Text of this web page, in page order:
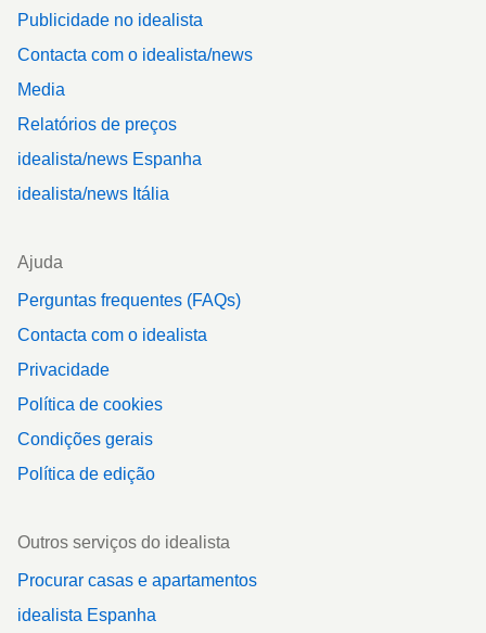
Publicidade no idealista
Contacta com o idealista/news
Media
Relatórios de preços
idealista/news Espanha
idealista/news Itália
Ajuda
Perguntas frequentes (FAQs)
Contacta com o idealista
Privacidade
Política de cookies
Condições gerais
Política de edição
Outros serviços do idealista
Procurar casas e apartamentos
idealista Espanha